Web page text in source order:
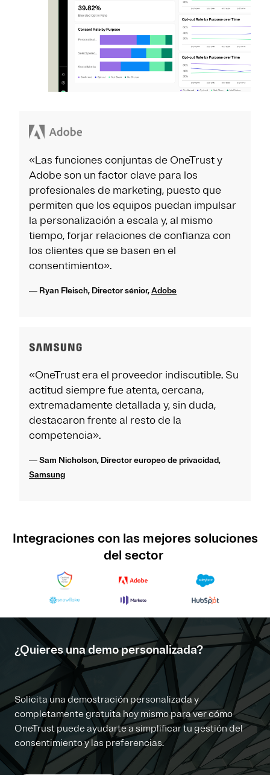
«Las funciones conjuntas de OneTrust y
Adobe son un factor clave para los
profesionales de marketing, puesto que
permiten que los equipos puedan impulsar
la personalización a escala y, al mismo
tiempo, forjar relaciones de confianza con
los clientes que se basen en el
consentimiento».
― Ryan Fleisch, Director sénior,Adobe
«OneTrust era el proveedor indiscutible. Su
actitud siempre fue atenta, cercana,
extremadamente detallada y, sin duda,
destacaron frente al resto de la
competencia».
― Sam Nicholson, Director europeo de privacidad,
Samsung
Integraciones con las mejores soluciones
del sector
¿Quieres una demo personalizada?
Solicita una demostración personalizada y
completamente gratuita hoy mismo para ver cómo
OneTrust puede ayudarte a simplificar tu gestión del
consentimiento y las preferencias.